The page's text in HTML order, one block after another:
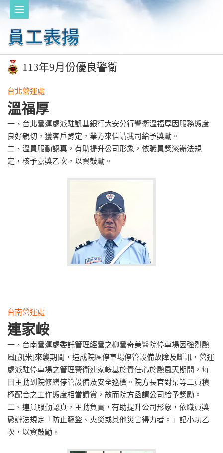
113年9月份優良警衛
台北營運處
溫福厚
一、台北營運處派駐凱基銀行大安分行警衛溫福厚因服務態度
良好親切，獲客戶肯定，業方來信請我司給予獎勵。
二、溫員服勤認真，有助提升公司形象，依職員獎懲辦法規
定，核予嘉獎乙次，以資鼓勵。
台南營運處
連家峖
一、台南營運處委託管理經營之柳營奇美醫院停車場因強烈颱
風[凱米]來襲期間，造成院區停車場停管設備故障及斷訊，營運
處派駐停車場之管理警衛連家峖基於責任心於颱風天期間，每
日主動到院修繕停管設備及安全巡檢。院方長官對渠等二員積
極配合之工作態度相當讚賞，故而院方函請公司給予獎勵。
二、連員服勤認真，主動負責，有助提升公司形象，依職員獎
懲辦法規定「防止竊盜、火災或其他災害得力者。」記小功乙
次，以資鼓勵。